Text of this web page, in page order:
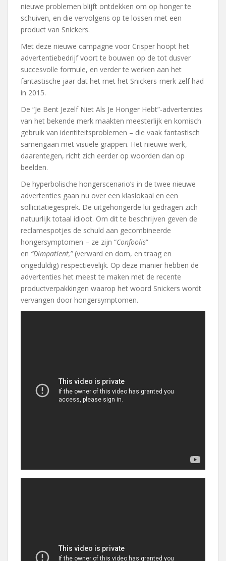
nieuwe problemen blijft ontdekken om op honger te
schuiven, en die vervolgens op te lossen met een
product van Snickers.
Met deze nieuwe campagne voor Crisper hoopt het
advertentiebedrijf voort te bouwen op de tot dusver
succesvolle formule, en verder te werken aan het
fantastische jaar dat het met het Snickers-merk zelf had
in 2015.
De “Je Bent Jezelf Niet Als Je Honger Hebt”-advertenties
van het bekende merk maakten meesterlijk en komisch
gebruik van identiteitsproblemen – die vaak fantastisch
samengaan met visuele grappen. Het nieuwe werk,
daarentegen, richt zich eerder op woorden dan op
beelden.
De hyperbolische hongerscenario’s in de twee nieuwe
advertenties gaan nu over een klaslokaal en een
sollicitatiegesprek. De uitgehongerde lui gedragen zich
natuurlijk totaal idioot. Om dit te beschrijven geven de
reclamespotjes de schuld aan gecombineerde
hongersymptomen – ze zijn “Confoolis”
en “Dimpatient,” (verward en dom, en traag en
ongeduldig) respectievelijk. Op deze manier hebben de
advertenties het meest te maken met de recente
productverpakkingen waarop het woord Snickers wordt
vervangen door hongersymptomen.